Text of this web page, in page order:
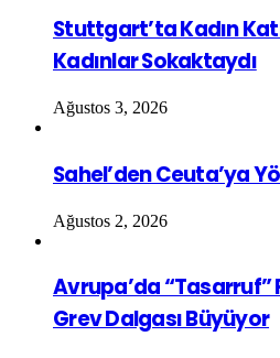
Stuttgart’ta Kadın
Kadınlar Sokaktaydı
Ağustos 3, 2026
Sahel’den Ceuta’ya
Ağustos 2, 2026
Avrupa’da “Tasarruf”
Grev Dalgası Büyüyor